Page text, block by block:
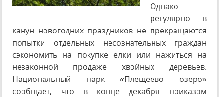
Однако
регулярно в
канун новогодних праздников не прекращаются
попытки отдельных несознательных граждан
сэкономить на покупке елки или нажиться на
незаконной продаже хвойных деревьев.
Национальный парк «Плещеево озеро»
сообщает, что в конце декабря приказом